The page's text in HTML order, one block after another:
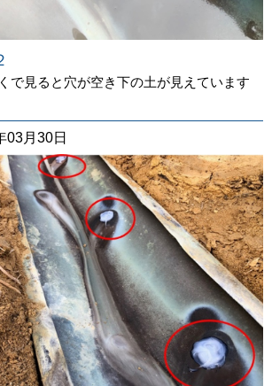
で見ると穴が空き下の土が見えています
03月30日